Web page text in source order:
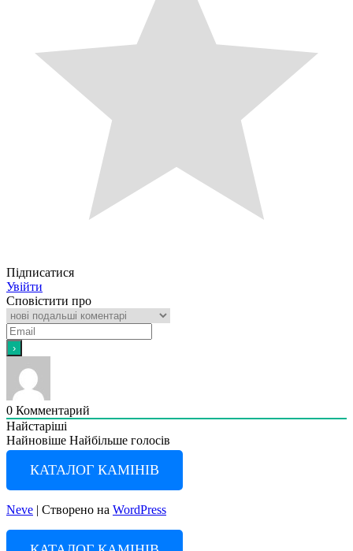
Підписатися
Увійти
Сповістити про
0 Комментарий
Найстаріші
Найновіше Найбільше голосів
КАТАЛОГ КАМІНІВ
Neve | Створено на WordPress